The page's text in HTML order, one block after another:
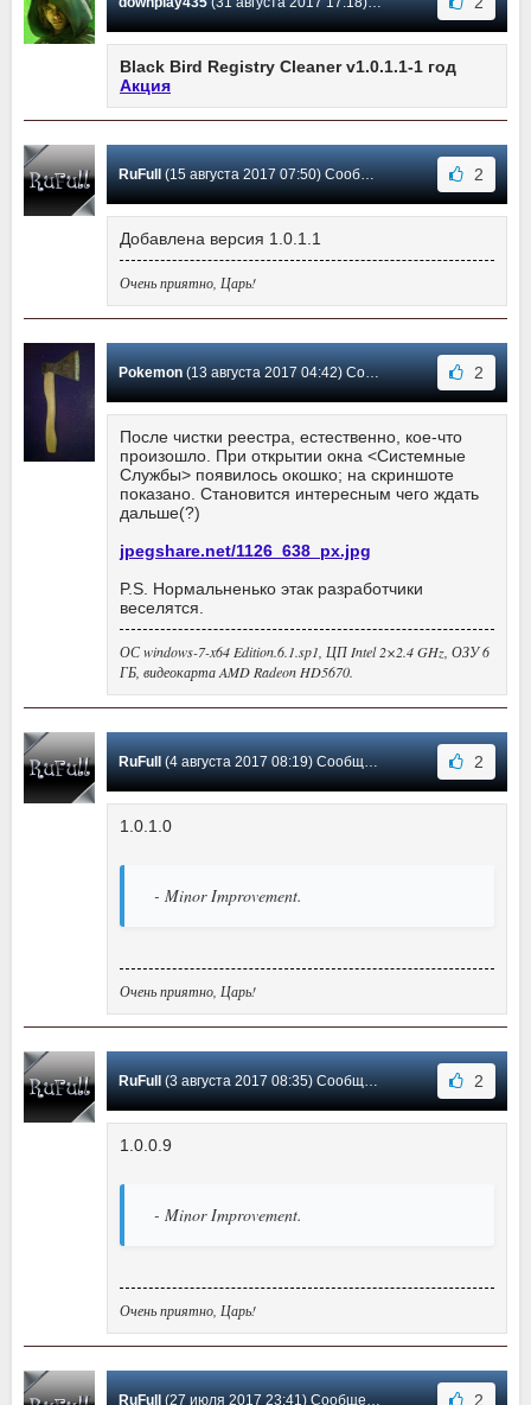
Black Bird Registry Cleaner v1.0.1.1-1 год
Акция
RuFull(15 августа 2017 07:50) Сообщение #13 2
Добавлена версия 1.0.1.1
Очень приятно, Царь!
Pokemon(13 августа 2017 04:42) Сообщение #12 2
После чистки реестра, естественно, кое-что
произошло. При открытии окна <Системные
Службы> появилось окошко; на скриншоте
показано. Становится интересным чего ждать
дальше(?)
jpegshare.net/1126_638_px.jpg
P.S. Нормальненько этак разработчики
веселятся.
ОС windows-7-x64 Edition.6.1.sp1, ЦП Intel 2×2.4 GHz, ОЗУ 6
ГБ, видеокарта AMD Radeon HD5670.
RuFull(4 августа 2017 08:19) Сообщение #11 2
1.0.1.0
- Minor Improvement.
Очень приятно, Царь!
RuFull(3 августа 2017 08:35) Сообщение #10 2
1.0.0.9
- Minor Improvement.
Очень приятно, Царь!
RuFull(27 июля 2017 23:41) Сообщение #9 2